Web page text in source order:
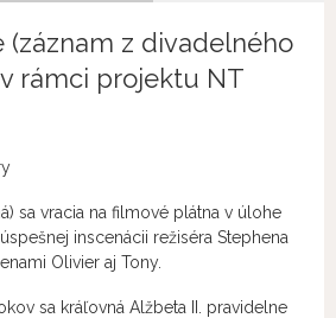
(záznam z divadelného
rámci projektu NT
sa vracia na filmové plátna v úlohe
inscenácii režiséra Stephena
Olivier aj Tony.
sa kráľovná Alžbeta II. pravidelne